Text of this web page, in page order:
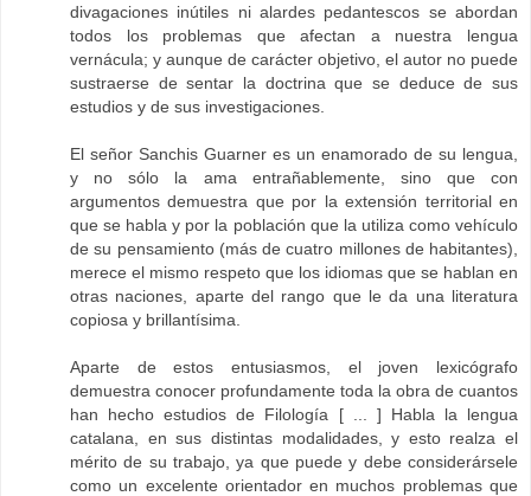
divagaciones inútiles ni alardes pedantescos se abordan
todos los problemas que afectan a nuestra lengua
vernácula; y aunque de carácter objetivo, el autor no puede
sustraerse de sentar la doctrina que se deduce de sus
estudios y de sus investigaciones.
El señor Sanchis Guarner es un enamorado de su lengua,
y no sólo la ama entrañablemente, sino que con
argumentos demuestra que por la extensión territorial en
que se habla y por la población que la utiliza como vehículo
de su pensamiento (más de cuatro millones de habitantes),
merece el mismo respeto que los idiomas que se hablan en
otras naciones, aparte del rango que le da una literatura
copiosa y brillantísima.
Aparte de estos entusiasmos, el joven lexicógrafo
demuestra conocer profundamente toda la obra de cuantos
han hecho estudios de Filología [ ... ] Habla la lengua
catalana, en sus distintas modalidades, y esto realza el
mérito de su trabajo, ya que puede y debe considerársele
como un excelente orientador en muchos problemas que